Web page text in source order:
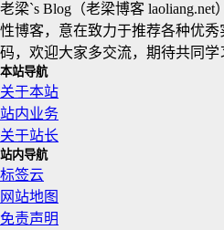
老梁`s Blog（老梁博客
性博客，意在致力于推荐各种优
码，欢迎大家多交流，期待共同学
本站导航
关于本站
站内业务
关于站长
站内导航
标签云
网站地图
免责声明